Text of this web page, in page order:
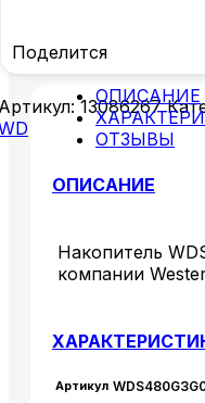
Поделится
13086267
ОПИСАНИЕ
ОТЗЫВЫ
ОПИСАНИЕ
Накопитель
компании
Артикул